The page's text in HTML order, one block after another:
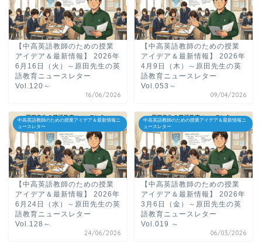
【中高英語教師のための授業
アイデア＆最新情報】 2026年
6月16日（火）～原田先生の英
語教育ニュースレター
Vol.120～
16/06/2026
【中高英語教師のための授業
アイデア＆最新情報】 2026年
4月9日（木）～原田先生の英
語教育ニュースレター
Vol.053～
09/04/2026
中高英語教師のための授業アイデア＆最新情報ニ
ュースレター
【中高英語教師のための授業
アイデア＆最新情報】 2026年
6月24日（水）～原田先生の英
語教育ニュースレター
Vol.128～
24/06/2026
中高英語教師のための授業アイデア＆最新情報ニ
ュースレター
【中高英語教師のための授業
アイデア＆最新情報】 2026年
3月6日（金）～原田先生の英
語教育ニュースレター
Vol.019 ～
06/03/2026
ホーム
原田高志の”ほぼ日刊”英語
学習＆大学入試英語コラム